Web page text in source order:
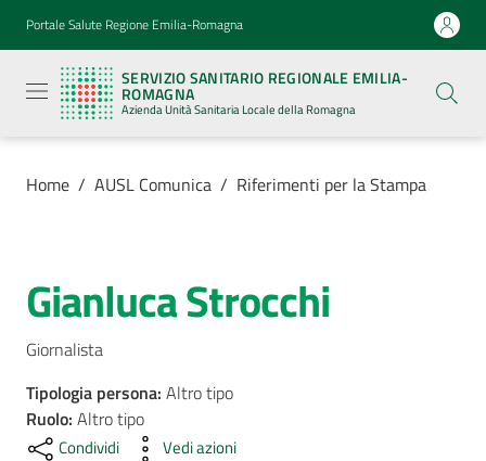
Vai al contenuto
Vai alla navigazione
Vai al footer
Portale Salute Regione Emilia-Romagna
SERVIZIO SANITARIO REGIONALE EMILIA-
ROMAGNA
Azienda Unità Sanitaria Locale della Romagna
Sanitario
Regionale
Emilia-
Romagna
Azienda
Sanitaria
Locale della
Azienda
Servizi
Luoghi
di
Home / AUSL Comunica / Riferimenti per la Stampa
Salta al contenuto
Gianluca Strocchi
Giornalista
Tipologia persona: Altro tipo
Ruolo: Altro tipo
Condividi Vedi azioni